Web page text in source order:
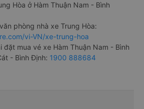
Hòa ở Hàm Thuận Nam - Bình
phòng nhà xe Trung Hòa:
vi-VN/xe-trung-hoa
đặt mua vé xe Hàm Thuận Nam - Bình
- Bình Định: 1900 888684